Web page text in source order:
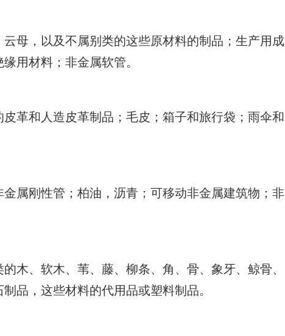
母，以及不属别类的这些原材料的制品；生产用成
用材料；非金属软管。
革和人造皮革制品；毛皮；箱子和旅行袋；雨伞和
属刚性管；柏油，沥青；可移动非金属建筑物；非
木、软木、苇、藤、柳条、角、骨、象牙、鲸骨、
品，这些材料的代用品或塑料制品。